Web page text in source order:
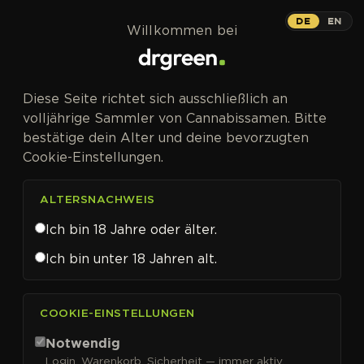
Epsilon F1 Auto
Der schnellste Automatic in RQS' F1-
Lineup.
Epsilon F1 Auto
DE EN
Willkommen bei
Diese Seite richtet sich ausschließlich an
volljährige Sammler von Cannabissamen. Bitte
bestätige dein Alter und deine bevorzugten
Cookie-Einstellungen.
ALTERSNACHWEIS
Ich bin 18 Jahre oder älter.
Ich bin unter 18 Jahren alt.
COOKIE-EINSTELLUNGEN
Notwendig
Login, Warenkorb, Sicherheit — immer aktiv.